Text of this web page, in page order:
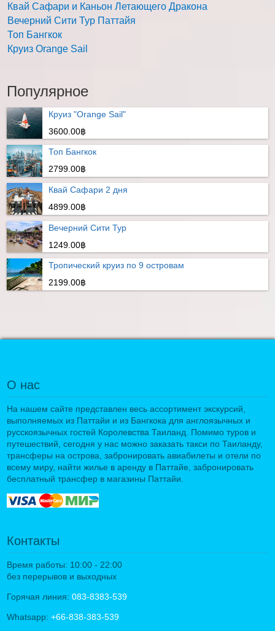
Квай Сафари и Каньон Летающего Дракона
Вечерний Сити Тур Паттайя
Топ Бангкок
Круиз Orange Sail
Популярное
Круиз "Orange Sail"
3600.00฿
Топ Бангкок
2799.00฿
Квай Сафари 2 дня
4899.00฿
Вечерний Сити Тур
1249.00฿
Тропический круиз по 9 островам
2199.00฿
О нас
На нашем сайте представлен весь ассортимент экскурсий,
выполняемых из Паттайи и из Бангкока для англоязычных и
русскоязычных гостей Королевства Таиланд. Помимо туров и
путешествий, сегодня у нас можно заказать такси по Таиланду,
трансферы на острова, забронировать авиабилеты и отели по
всему миру, найти жилье в аренду в Паттайе, забронировать
бесплатный трансфер в магазины Паттайи.
Контакты
Время работы: 10:00 - 22:00
без перерывов и выходных
Горячая линия: 083-8383-539
Whatsapp: +66-838-383-539